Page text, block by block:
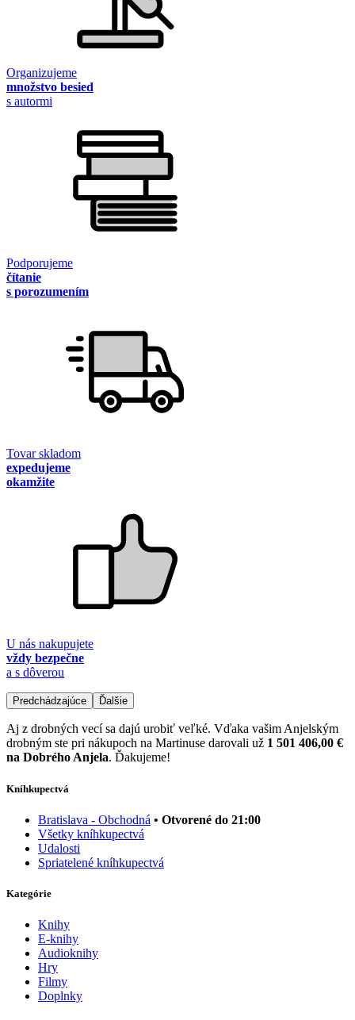
Organizujeme
množstvo besied
s autormi
Podporujeme
čítanie
s porozumením
Tovar skladom
expedujeme
okamžite
U nás nakupujete
vždy bezpečne
a s dôverou
Predchádzajúce Ďalšie
Aj z drobných vecí sa dajú urobiť veľké. Vďaka vašim Anjelským
drobným ste pri nákupoch na Martinuse darovali už 1 501 406,00 €
na Dobrého Anjela. Ďakujeme!
Kníhkupectvá
Bratislava - Obchodná • Otvorené do 21:00
Všetky kníhkupectvá
Udalosti
Spriatelené kníhkupectvá
Kategórie
Knihy
E-knihy
Audioknihy
Hry
Filmy
Doplnky